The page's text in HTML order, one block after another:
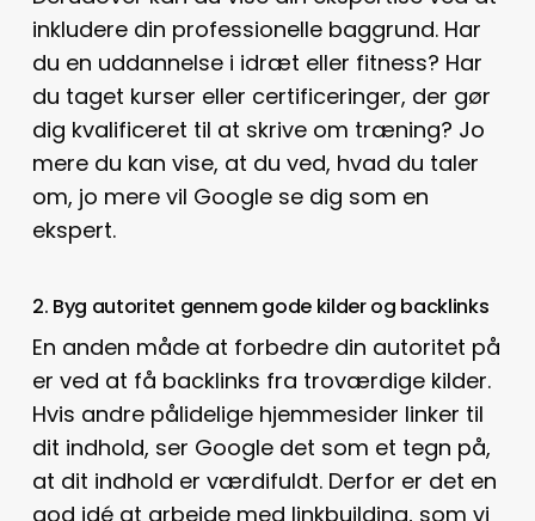
inkludere din professionelle baggrund. Har
du en uddannelse i idræt eller fitness? Har
du taget kurser eller certificeringer, der gør
dig kvalificeret til at skrive om træning? Jo
mere du kan vise, at du ved, hvad du taler
om, jo mere vil Google se dig som en
ekspert.
2. Byg autoritet gennem gode kilder og backlinks
En anden måde at forbedre din autoritet på
er ved at få backlinks fra troværdige kilder.
Hvis andre pålidelige hjemmesider linker til
dit indhold, ser Google det som et tegn på,
at dit indhold er værdifuldt. Derfor er det en
god idé at arbejde med linkbuilding, som vi